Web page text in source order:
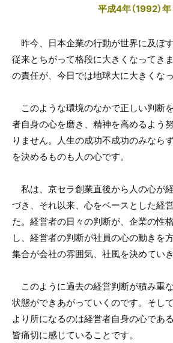
平成4年（1992）年
昨今、日本企業の行動が世界に及ぼ
従来とちがって格段に大きくなってき
の責任が、今日では地球大に大きくな
このような環境のなかで正しい判断
者自身の心を磨き、精神を高めるよう
りません。人生の成功不成功のみなら
を決めるものも人の心です。
私は、京セラ創業直後から人の心が
づき、それ以来、心をベースとした経
た。経営者の日々の判断が、企業の性
し、経営者の判断が社員の心の動きを
集合が会社の雰囲気、社風を決めていき
このように過去の経営判断が積み重
状態ができあがっていくのです。そし
より所になるのは経営者自身の心であ
皆痛切に感じていることです。